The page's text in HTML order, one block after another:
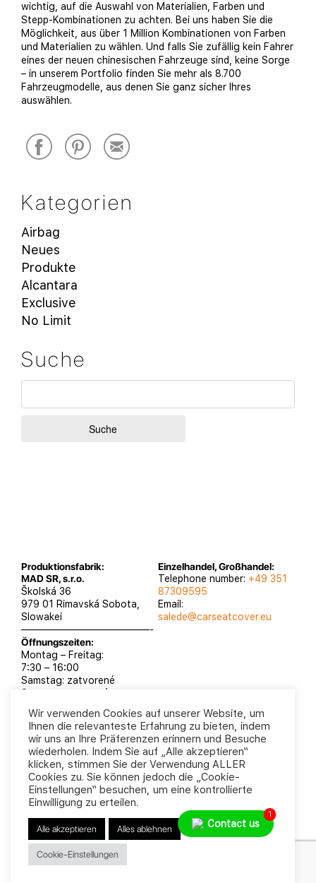
wichtig, auf die Auswahl von Materialien, Farben und
Stepp-Kombinationen zu achten. Bei uns haben Sie die
Möglichkeit, aus über 1 Million Kombinationen von Farben
und Materialien zu wählen. Und falls Sie zufällig kein Fahrer
eines der neuen chinesischen Fahrzeuge sind, keine Sorge
– in unserem Portfolio finden Sie mehr als 8.700
Fahrzeugmodelle, aus denen Sie ganz sicher Ihres
auswählen.
Kategorien
Airbag
Neues
Produkte
Alcantara
Exclusive
No Limit
Suche
Produktionsfabrik:
MAD SR, s.r.o.
Školská 36
979 01 Rimavská Sobota,
Slowakei
—————————————-
Öffnungszeiten:
Montag – Freitag:
7:30 – 16:00
Samstag: zatvorené
Sontag: zatvorené
Einzelhandel, Großhandel:
Telephone number: +49 351
87309595
Email:
salede@carseatcover.eu
MAD SR, s.r.o. 2025
Datenschutzrichtlinie
Geschäftsbedingungen
Wir verwenden Cookies auf unserer Website, um
Ihnen die relevanteste Erfahrung zu bieten, indem
wir uns an Ihre Präferenzen erinnern und Besuche
wiederholen. Indem Sie auf „Alle akzeptieren“
klicken, stimmen Sie der Verwendung ALLER
Cookies zu. Sie können jedoch die „Cookie-
Einstellungen“ besuchen, um eine kontrollierte
Einwilligung zu erteilen.
Alle akzeptieren Alles ablehnen
Cookie-Einstellungen
Contact us
1